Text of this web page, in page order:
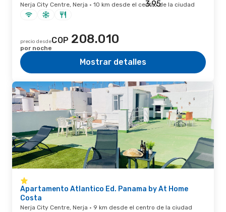
Nerja City Centre, Nerja · 10 km desde el centro de la ciudad
precio desdeCOP 208.010
por noche
Mostrar detalles
Apartamento Atlantico Ed. Panama by At Home
Costa
Nerja City Centre, Nerja · 9 km desde el centro de la ciudad